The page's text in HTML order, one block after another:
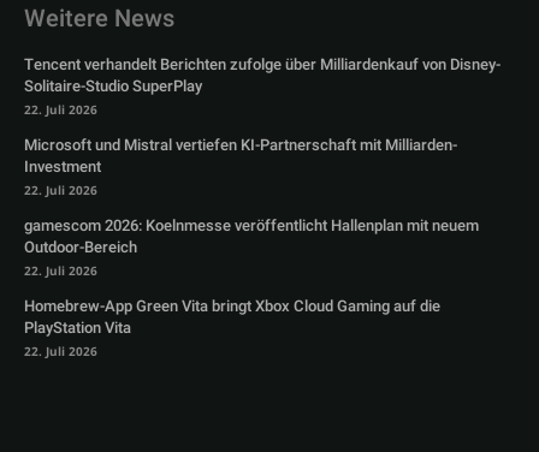
Weitere News
Tencent verhandelt Berichten zufolge über Milliardenkauf von Disney-
Solitaire-Studio SuperPlay
22. Juli 2026
Microsoft und Mistral vertiefen KI-Partnerschaft mit Milliarden-
Investment
22. Juli 2026
gamescom 2026: Koelnmesse veröffentlicht Hallenplan mit neuem
Outdoor-Bereich
22. Juli 2026
Homebrew-App Green Vita bringt Xbox Cloud Gaming auf die
PlayStation Vita
22. Juli 2026